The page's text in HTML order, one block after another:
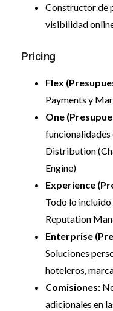
Constructor de
visibilidad
Pricing
Flex
Payments y
One
funcionalidades
Distribution
Engine)
Experience
Todo lo incluido
Reputation
Enterprise
Soluciones
hoteleros,
Comisiones:
adicionales en